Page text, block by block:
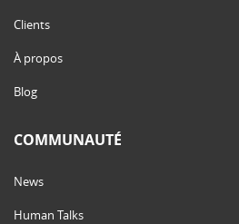
Clients
À propos
Blog
COMMUNAUTÉ
News
Human Talks